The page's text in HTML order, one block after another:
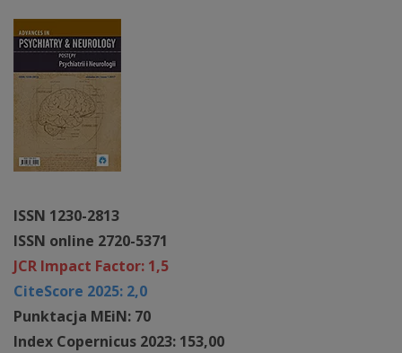
ISSN 1230-2813
ISSN online 2720-5371
JCR Impact Factor: 1,5
CiteScore 2025: 2,0
Punktacja MEiN: 70
Index Copernicus 2023: 153,00